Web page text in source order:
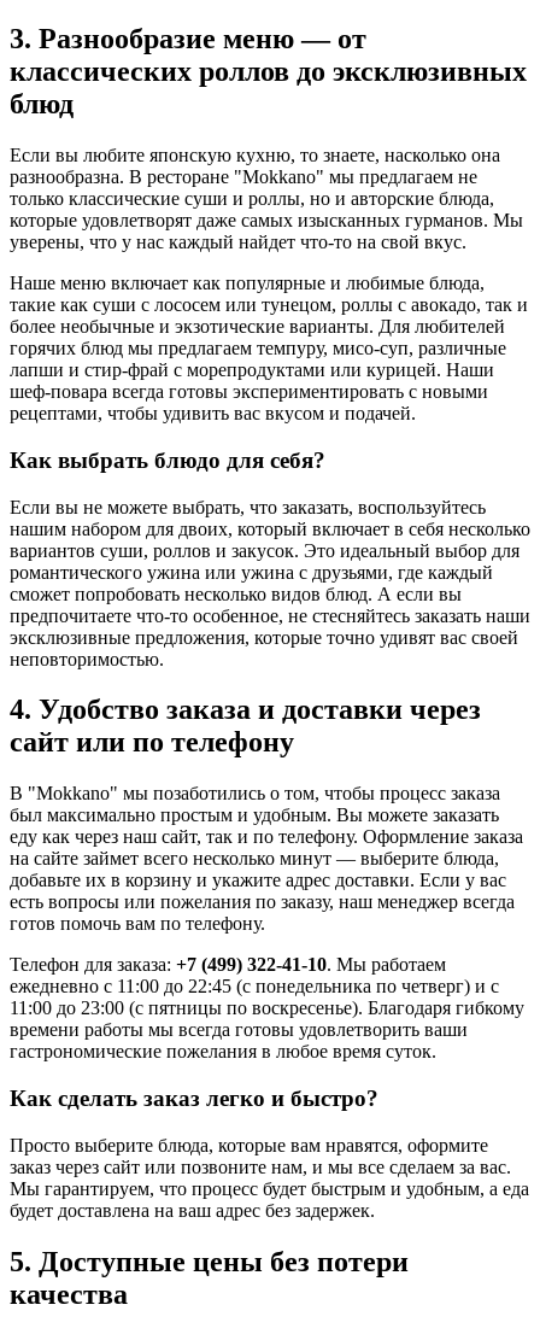
3. Разнообразие меню — от
классических роллов до эксклюзивных
блюд
Если вы любите японскую кухню, то знаете, насколько она
разнообразна. В ресторане "Mokkano" мы предлагаем не
только классические суши и роллы, но и авторские блюда,
которые удовлетворят даже самых изысканных гурманов. Мы
уверены, что у нас каждый найдет что-то на свой вкус.
Наше меню включает как популярные и любимые блюда,
такие как суши с лососем или тунецом, роллы с авокадо, так и
более необычные и экзотические варианты. Для любителей
горячих блюд мы предлагаем темпуру, мисо-суп, различные
лапши и стир-фрай с морепродуктами или курицей. Наши
шеф-повара всегда готовы экспериментировать с новыми
рецептами, чтобы удивить вас вкусом и подачей.
Как выбрать блюдо для себя?
Если вы не можете выбрать, что заказать, воспользуйтесь
нашим набором для двоих, который включает в себя несколько
вариантов суши, роллов и закусок. Это идеальный выбор для
романтического ужина или ужина с друзьями, где каждый
сможет попробовать несколько видов блюд. А если вы
предпочитаете что-то особенное, не стесняйтесь заказать наши
эксклюзивные предложения, которые точно удивят вас своей
неповторимостью.
4. Удобство заказа и доставки через
сайт или по телефону
В "Mokkano" мы позаботились о том, чтобы процесс заказа
был максимально простым и удобным. Вы можете заказать
еду как через наш сайт, так и по телефону. Оформление заказа
на сайте займет всего несколько минут — выберите блюда,
добавьте их в корзину и укажите адрес доставки. Если у вас
есть вопросы или пожелания по заказу, наш менеджер всегда
готов помочь вам по телефону.
Телефон для заказа: +7 (499) 322-41-10. Мы работаем
ежедневно с 11:00 до 22:45 (с понедельника по четверг) и с
11:00 до 23:00 (с пятницы по воскресенье). Благодаря гибкому
времени работы мы всегда готовы удовлетворить ваши
гастрономические пожелания в любое время суток.
Как сделать заказ легко и быстро?
Просто выберите блюда, которые вам нравятся, оформите
заказ через сайт или позвоните нам, и мы все сделаем за вас.
Мы гарантируем, что процесс будет быстрым и удобным, а еда
будет доставлена на ваш адрес без задержек.
5. Доступные цены без потери
качества